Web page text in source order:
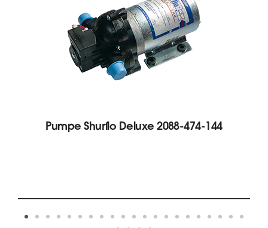
Pumpe Shurflo Deluxe 2088-474-144